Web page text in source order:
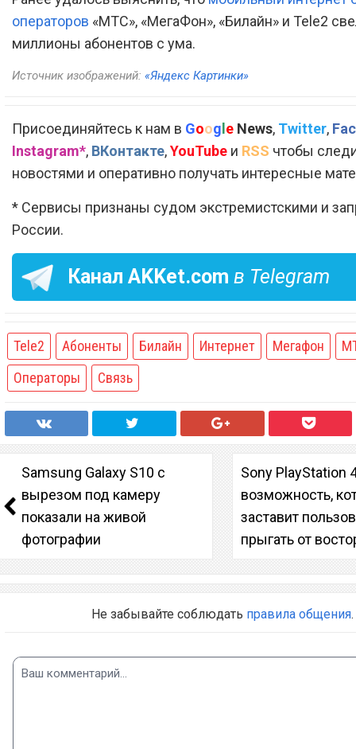
операторов «МТС», «МегаФон», «Билайн» и Tele2
миллионы абонентов с ума.
Источник изображений: «Яндекс Картинки»
Присоединяйтесь к нам в Google News, Twitter,
Instagram*, ВКонтакте,YouTube и RSS чтобы
новостями и оперативно получать интересные
* Сервисы признаны судом экстремистскими и
России.
Канал AKKet.com в Telegram
Tele2 Абоненты Билайн Интернет Мегафон
Операторы
Связь
Samsung Galaxy S10 с
вырезом под камеру
показали на живой
фотографии
Sony PlayStation
возможность,
заставит
прыгать от
Не забывайте соблюдать правила общения.